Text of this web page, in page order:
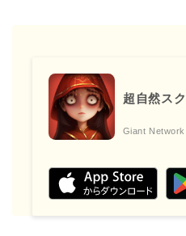
超自然ス
Giant Network